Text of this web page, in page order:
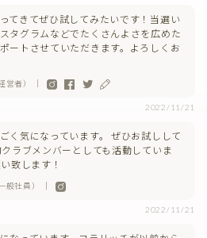
てきてぜひ試してみたいです！当選い
タグラムなどでたくさんよさを広めた
ートさせていただきます。よろしくお
営者） ｜
2022/11/21
く気になっています。 ぜひお試しして
ラブメンバーとしても活動していま
致します！
般社員） ｜
2022/11/21